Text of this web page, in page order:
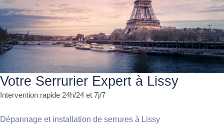
Votre Serrurier Expert à Lissy
Intervention rapide 24h/24 et 7j/7
Dépannage et installation de serrures à Lissy